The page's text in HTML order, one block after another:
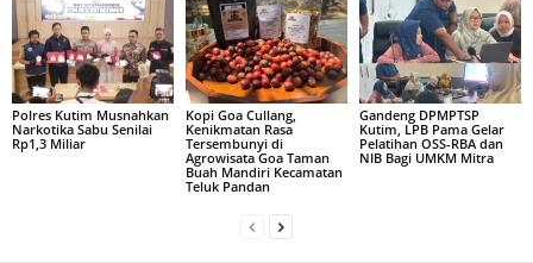
Polres Kutim Musnahkan
Narkotika Sabu Senilai
Rp1,3 Miliar
Kopi Goa Cullang,
Kenikmatan Rasa
Tersembunyi di
Agrowisata Goa Taman
Buah Mandiri Kecamatan
Teluk Pandan
Gandeng DPMPTSP
Kutim, LPB Pama Gelar
Pelatihan OSS-RBA dan
NIB Bagi UMKM Mitra